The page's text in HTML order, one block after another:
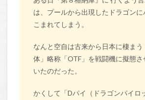
は、プールから出現したドラゴンに
こまれてしまう。
なんと空自は古来から日本に棲まう
体」略称「OTF」を戦闘機に擬態さ
いたのだった。
かくして「Dパイ（ドラゴンパイロ